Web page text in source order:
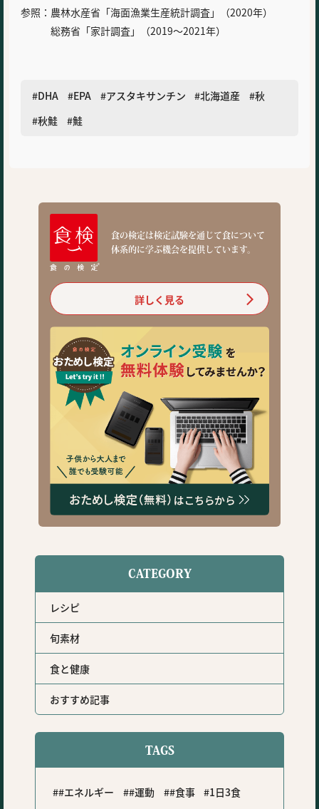
参照：農林水産省「海面漁業生産統計調査」（2020年）
総務省「家計調査」（2019～2021年）
DHA EPA アスタキサンチン 北海道産
秋
秋鮭
鮭
食の検定は検定試験を通じて食について
体系的に学ぶ機会を提供しています。
詳しく見る
CATEGORY
レシピ
旬素材
食と健康
おすすめ記事
TAGS
#エネルギー #運動 #食事
1日3食